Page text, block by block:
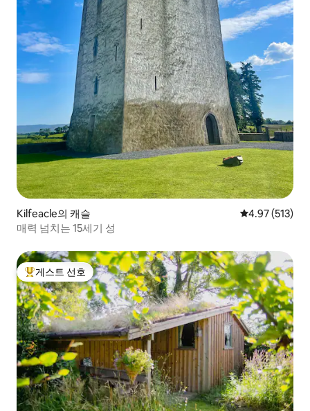
Kilfeacle의 캐슬 평점 4.97점(5
4.97 (513)
매력 넘치는 15세기 성
상위 게스트 선호
게스트 선호